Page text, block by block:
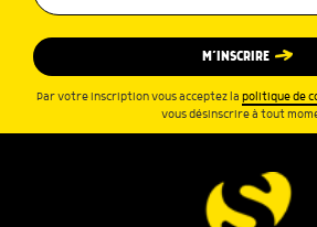
M’INSCRIRE
Par votre inscription vous acceptez la politique de
vous désinscrire à tout